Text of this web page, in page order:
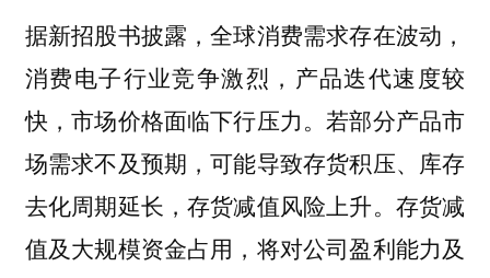
据新招股书披露，全球消费需求存在波动，
消费电子行业竞争激烈，产品迭代速度较
快，市场价格面临下行压力。若部分产品市
场需求不及预期，可能导致存货积压、库存
去化周期延长，存货减值风险上升。存货减
值及大规模资金占用，将对公司盈利能力及